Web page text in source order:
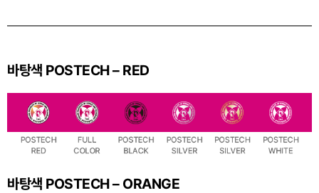
바탕색 POSTECH – RED
바탕색 POSTECH – ORANGE